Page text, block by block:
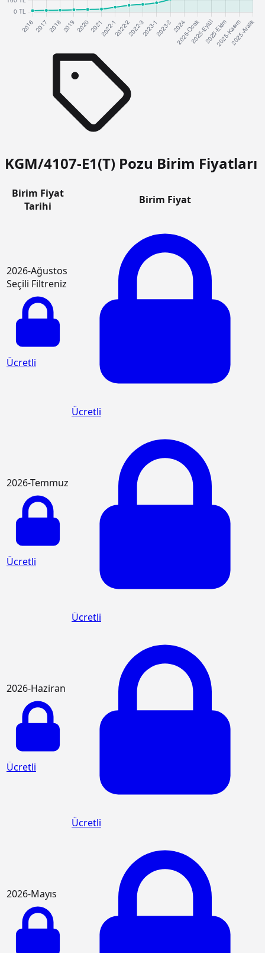
KGM/4107-E1(T) Pozu Birim Fiyatları
Birim Fiyat
Tarihi
Birim Fiyat
2026-Ağustos
Seçili Filtreniz
Ücretli
Ücretli
2026-Temmuz
Ücretli
Ücretli
2026-Haziran
Ücretli
Ücretli
2026-Mayıs